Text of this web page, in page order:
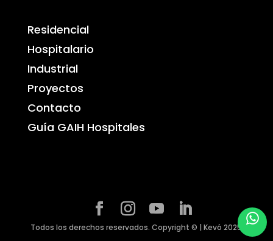
Residencial
Hospitalario
Industrial
Proyectos
Contacto
Guía GAIH Hospitales
Todos los derechos reservados. Copyright © | Kevó 2025